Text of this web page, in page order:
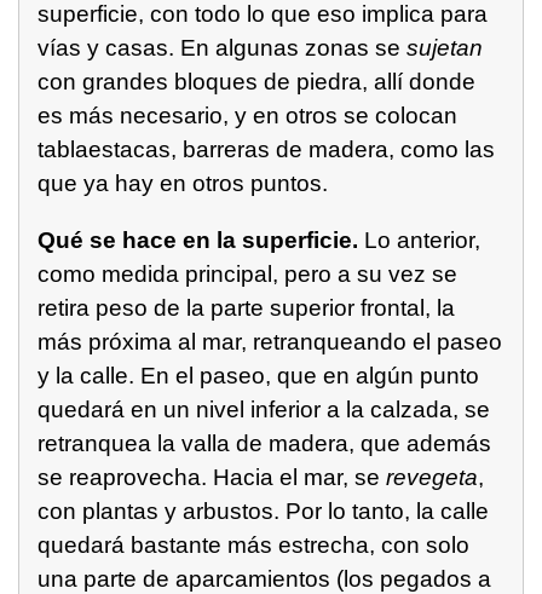
superficie, con todo lo que eso implica para
vías y casas. En algunas zonas se sujetan
con grandes bloques de piedra, allí donde
es más necesario, y en otros se colocan
tablaestacas, barreras de madera, como las
que ya hay en otros puntos.
Qué se hace en la superficie. Lo anterior,
como medida principal, pero a su vez se
retira peso de la parte superior frontal, la
más próxima al mar, retranqueando el paseo
y la calle. En el paseo, que en algún punto
quedará en un nivel inferior a la calzada, se
retranquea la valla de madera, que además
se reaprovecha. Hacia el mar, se revegeta,
con plantas y arbustos. Por lo tanto, la calle
quedará bastante más estrecha, con solo
una parte de aparcamientos (los pegados a